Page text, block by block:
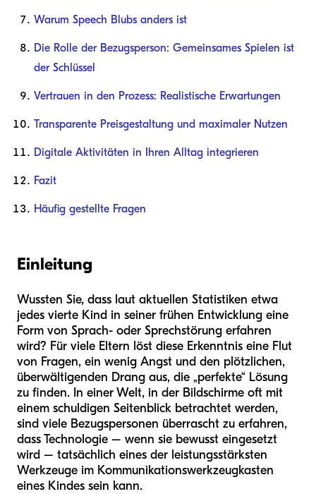
Warum Speech Blubs anders ist
Die Rolle der Bezugsperson: Gemeinsames Spielen ist
der Schlüssel
Vertrauen in den Prozess: Realistische Erwartungen
Transparente Preisgestaltung und maximaler Nutzen
Digitale Aktivitäten in Ihren Alltag integrieren
Fazit
Häufig gestellte Fragen
Einleitung
Wussten Sie, dass laut aktuellen Statistiken etwa
jedes vierte Kind in seiner frühen Entwicklung eine
Form von Sprach- oder Sprechstörung erfahren
wird? Für viele Eltern löst diese Erkenntnis eine Flut
von Fragen, ein wenig Angst und den plötzlichen,
überwältigenden Drang aus, die „perfekte“ Lösung
zu finden. In einer Welt, in der Bildschirme oft mit
einem schuldigen Seitenblick betrachtet werden,
sind viele Bezugspersonen überrascht zu erfahren,
dass Technologie – wenn sie bewusst eingesetzt
wird – tatsächlich eines der leistungsstärksten
Werkzeuge im Kommunikationswerkzeugkasten
eines Kindes sein kann.